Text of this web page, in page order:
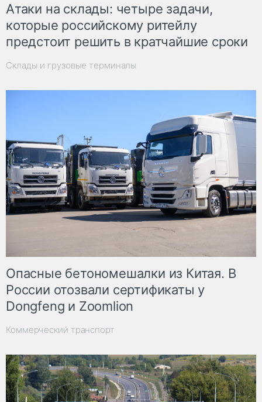
Атаки на склады: четыре задачи,
которые российскому ритейлу
предстоит решить в кратчайшие сроки
Склады и грузовые терминалы
Опасные бетономешалки из Китая. В
России отозвали сертификаты у
Dongfeng и Zoomlion
Коммерческий транспорт